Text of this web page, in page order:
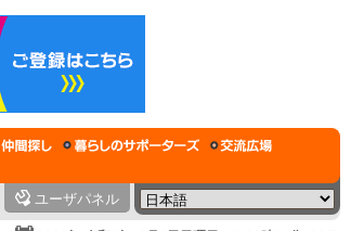
ユーザパネル